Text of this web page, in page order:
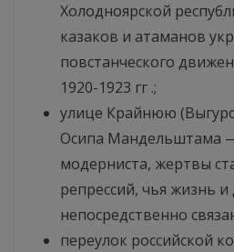
Холодноярской
казаков и атаманов
повстанческого
1920-1923 гг .;
улице Крайнюю
Осипа Мандельштама —
модерниста, жертвы
репрессий, чья жизнь и
непосредственно
переулок российской